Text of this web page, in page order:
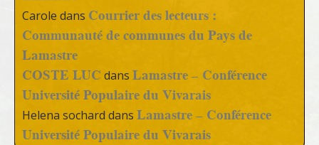
Carole dans Courrier des lecteurs :
Communauté de communes du Pays de
Lamastre
COSTE LUC dans Lamastre – Conférence
Université Populaire du Vivarais
Helena sochard dans Lamastre – Conférence
Université Populaire du Vivarais